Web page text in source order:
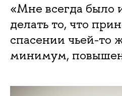
«Мне всегда было
делать то, что
спасении чьей-то
минимум,